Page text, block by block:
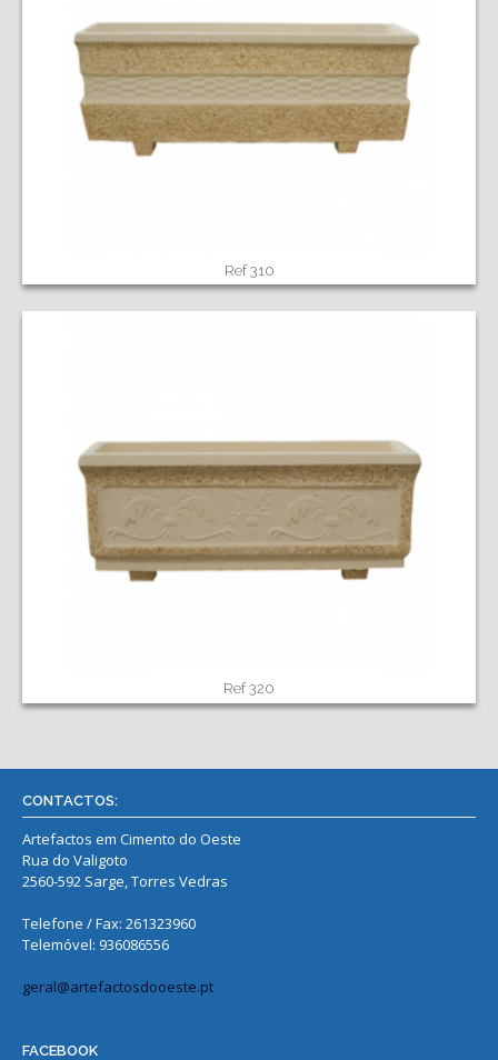
Ref 310
Ref 320
CONTACTOS:
Artefactos em Cimento do Oeste
Rua do Valigoto
2560-592 Sarge, Torres Vedras
Telefone / Fax: 261323960
Telemóvel: 936086556
geral@artefactosdooeste.pt
FACEBOOK